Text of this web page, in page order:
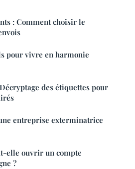
: Comment choisir le
pour vivre en harmonie
des étiquettes pour
entreprise exterminatrice
elle ouvrir un compte
?